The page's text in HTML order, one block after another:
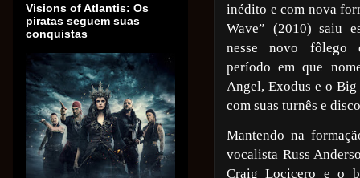
inédito e com nova
Wave” (2010) saiu
nesse novo fôlego
período em que
Angel, Exodus e o Big
com suas turnês e
Mantendo na
vocalista Russ
Craig Locicero e o
Visions of Atlantis: Os
piratas seguem suas
conquistas